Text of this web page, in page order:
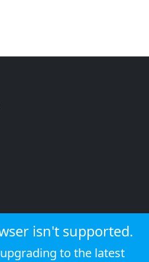
isn't supported.
to the latest